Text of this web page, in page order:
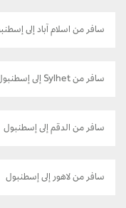
سافر من اسلام آباد إلى إسطنبول
سافر من Sylhet إلى إسطنبول
سافر من الدقم إلى إسطنبول
سافر من لاهور إلى إسطنبول